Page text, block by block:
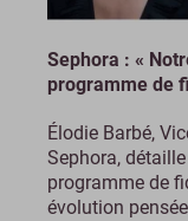
Sephora : «
programme de
Élodie Barbé,
Sephora,
programme de
évolution